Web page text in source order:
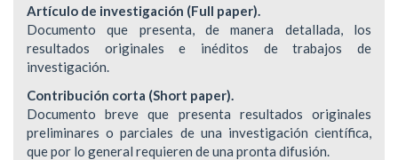
Artículo de investigación (Full paper).
Documento que presenta, de manera detallada, los
resultados originales e inéditos de trabajos de
investigación.
Contribución corta (Short paper).
Documento breve que presenta resultados originales
preliminares o parciales de una investigación científica,
que por lo general requieren de una pronta difusión.